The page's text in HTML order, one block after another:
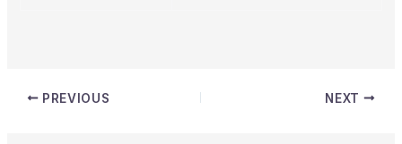
PREVIOUS NEXT